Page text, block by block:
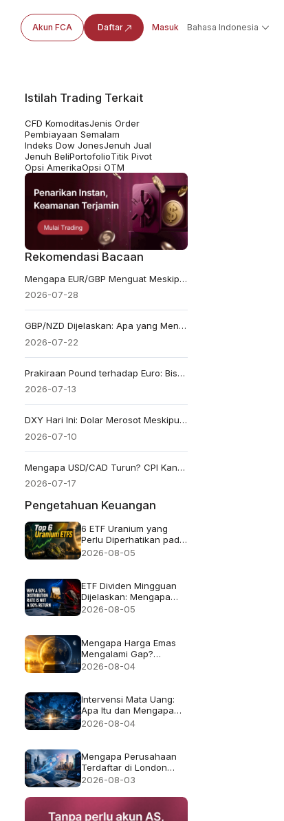
Akun FCA Daftar Masuk Bahasa Indonesia
Istilah Trading Terkait
CFD KomoditasJenis Order
Pembiayaan Semalam
Indeks Dow JonesJenuh Jual
Jenuh BeliPortofolioTitik Pivot
Opsi AmerikaOpsi OTM
Rekomendasi Bacaan
Mengapa EUR/GBP Menguat Meskipun Sterling Memiliki Keunggulan Suku Bunga 150bp?
2026-07-28
GBP/NZD Dijelaskan: Apa yang Menggerakkan Pasangan Pound-Kiwi?
2026-07-22
Prakiraan Pound terhadap Euro: Bisakah GBP/EUR Menembus Tertinggi 2026?
2026-07-13
DXY Hari Ini: Dolar Merosot Meskipun Imbal Hasil Tinggi saat Pasar Menilai Ulang Prospek Suku Bunga
2026-07-10
Mengapa USD/CAD Turun? CPI Kanada Bulan Juni Bisa Menentukan Apa yang Akan Terjadi Selanjutnya
2026-07-17
Pengetahuan Keuangan
6 ETF Uranium yang
Perlu Diperhatikan pada
2026 dan Isi
2026-08-05
ETF Dividen Mingguan
Dijelaskan: Mengapa
Tingkat Distribusi 50%
2026-08-05
Mengapa Harga Emas
Mengalami Gap?
Penjelasan Jam Trading
2026-08-04
Intervensi Mata Uang:
Apa Itu dan Mengapa
Kadang Gagal
2026-08-04
Mengapa Perusahaan
Terdaftar di London
Pindah ke AS, dan Apa
Pemegang Saham?
2026-08-03